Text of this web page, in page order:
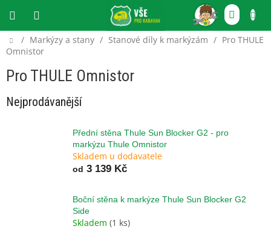
obsah
CZK
Domů
/ Markýzy a stany / Stanové díly k markýzám / Pro THULE
Omnistor
Pro THULE Omnistor
Nejprodávanější
Přední stěna Thule Sun Blocker G2 - pro
markýzu Thule Omnistor
Skladem u dodavatele
od 3 139 Kč
Boční stěna k markýze Thule Sun Blocker G2
Side
Skladem (1 ks)